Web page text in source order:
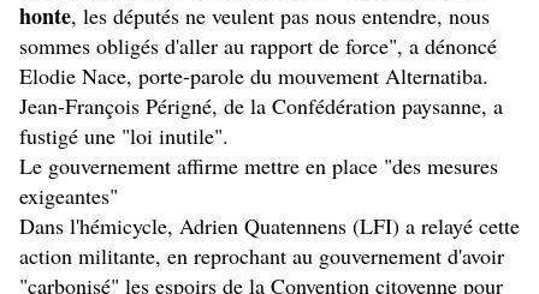
honte, les députés ne veulent pas nous entendre, nous
sommes obligés d'aller au rapport de force", a dénoncé
Elodie Nace, porte-parole du mouvement Alternatiba.
Jean-François Périgné, de la Confédération paysanne, a
fustigé une "loi inutile".
Le gouvernement affirme mettre en place "des mesures
exigeantes"
Dans l'hémicycle, Adrien Quatennens (LFI) a relayé cette
action militante, en reprochant au gouvernement d'avoir
"carbonisé" les espoirs de la Convention citoyenne pour